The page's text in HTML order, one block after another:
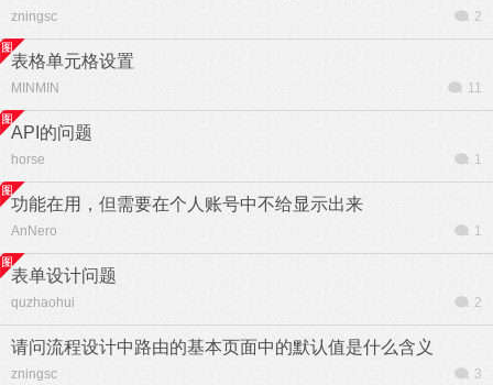
zningsc 2
表格单元格设置
MINMIN 11
API的问题
horse 1
功能在用，但需要在个人账号中不给显示出来
AnNero 1
表单设计问题
quzhaohui 2
请问流程设计中路由的基本页面中的默认值是什么含义
zningsc 3